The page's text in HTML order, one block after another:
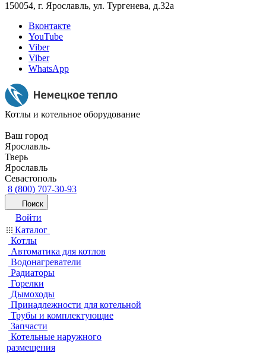
150054, г. Ярославль, ул. Тургенева, д.32а
Вконтакте
YouTube
Viber
Viber
WhatsApp
Котлы и котельное оборудование
Ваш город
Ярославль
Тверь
Ярославль
Севастополь
8 (800) 707-30-93
Поиск
Войти
Каталог
Котлы
Автоматика для котлов
Водонагреватели
Радиаторы
Горелки
Дымоходы
Принадлежности для котельной
Трубы и комплектующие
Запчасти
Котельные наружного
размещения